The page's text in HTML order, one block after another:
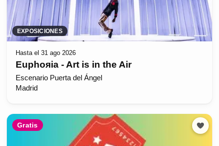
EXPOSICIONES
Hasta el 31 ago 2026
Euphoяia - Art is in the Air
Escenario Puerta del Ángel
Madrid
Gratis